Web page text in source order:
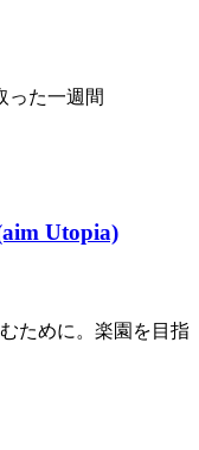
った一週間
Utopia)
むために。楽園を目指